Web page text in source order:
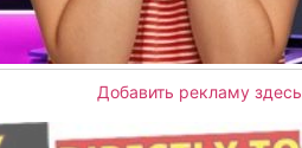
Добавить рекламу здесь